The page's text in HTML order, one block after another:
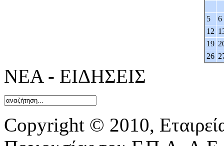
5
6
12
19
26
ΝΕΑ - ΕΙΔΗΣΕΙΣ
Copyright © 2010,